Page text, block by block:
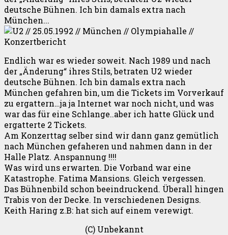
deutsche Bühnen. Ich bin damals extra nach
München...
Endlich war es wieder soweit. Nach 1989 und nach
der „Änderung“ ihres Stils, betraten U2 wieder
deutsche Bühnen. Ich bin damals extra nach
München gefahren bin, um die Tickets im Vorverkauf
zu ergattern…ja ja Internet war noch nicht, und was
war das für eine Schlange..aber ich hatte Glück und
ergatterte 2 Tickets.
Am Konzerttag selber sind wir dann ganz gemütlich
nach München gefaheren und nahmen dann in der
Halle Platz. Anspannung !!!!
Was wird uns erwarten. Die Vorband war eine
Katastrophe. Fatima Mansions. Gleich vergessen.
Das Bühnenbild schon beeindruckend. Überall hingen
Trabis von der Decke. In verschiedenen Designs.
Keith Haring z.B: hat sich auf einem verewigt.
(C) Unbekannt